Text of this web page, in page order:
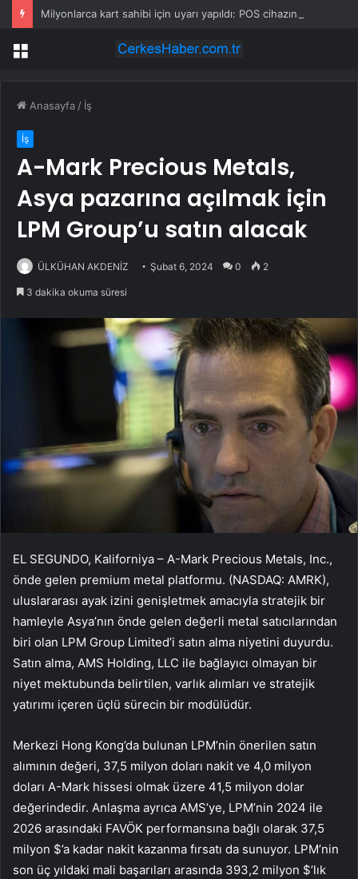
Menü
Anasayfa / İş
İş
A-Mark Precious Metals,
Asya pazarına açılmak için
LPM Group’u satın alacak
ÜLKÜHAN AKDENİZ Şubat 6, 2024 0 2
3 dakika okuma süresi
EL SEGUNDO, Kaliforniya – A-Mark Precious Metals, Inc.,
önde gelen premium metal platformu. (NASDAQ: AMRK),
uluslararası ayak izini genişletmek amacıyla stratejik bir
hamleyle Asya’nın önde gelen değerli metal satıcılarından
biri olan LPM Group Limited’i satın alma niyetini duyurdu.
Satın alma, AMS Holding, LLC ile bağlayıcı olmayan bir
niyet mektubunda belirtilen, varlık alımları ve stratejik
yatırımı içeren üçlü sürecin bir modülüdür.
Merkezi Hong Kong’da bulunan LPM’nin önerilen satın
alımının değeri, 37,5 milyon doları nakit ve 4,0 milyon
doları A-Mark hissesi olmak üzere 41,5 milyon dolar
değerindedir. Anlaşma ayrıca AMS’ye, LPM’nin 2024 ile
2026 arasındaki FAVÖK performansına bağlı olarak 37,5
milyon $’a kadar nakit kazanma fırsatı da sunuyor. LPM’nin
son üç yıldaki mali başarıları arasında 393,2 milyon $’lık